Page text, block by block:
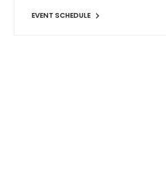
EVENT SCHEDULE